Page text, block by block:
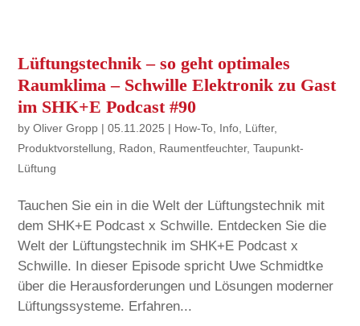
Lüftungstechnik – so geht optimales
Raumklima – Schwille Elektronik zu Gast
im SHK+E Podcast #90
byOliver Gropp |05.11.2025 | How-To Info Lüfter,
Produktvorstellung
Radon Raumentfeuchter,Taupunkt-
Lüftung
Tauchen Sie ein in die Welt der Lüftungstechnik mit
dem SHK+E Podcast x Schwille. Entdecken Sie die
Welt der Lüftungstechnik im SHK+E Podcast x
Schwille. In dieser Episode spricht Uwe Schmidtke
über die Herausforderungen und Lösungen moderner
Lüftungssysteme. Erfahren...